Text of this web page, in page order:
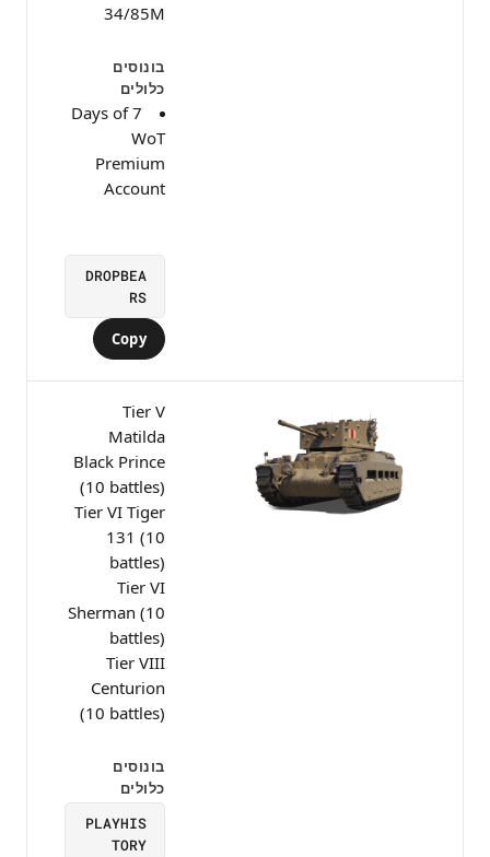
34/85M
בונוסים
כלולים
7 Days of
WoT
Premium
Account
DROPBEA
RS
Copy
Tier V
Matilda
Black Prince
(10 battles)
Tier VI Tiger
131 (10
battles)
Tier VI
Sherman (10
battles)
Tier VIII
Centurion
(10 battles)
בונוסים
כלולים
PLAYHIS
TORY